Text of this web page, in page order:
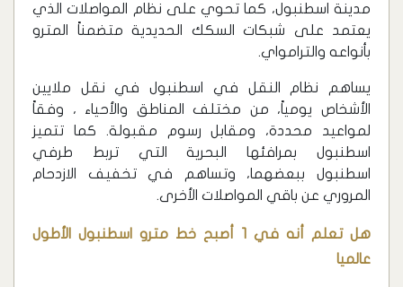
مدينة اسطنبول، كما تحوي على نظام المواصلات الذي
يعتمد على شبكات السكك الحديدية متضمناً المترو
بأنواعه والترامواي.
يساهم نظام النقل في اسطنبول في نقل ملايين
الأشخاص يومياً، من مختلف المناطق والأحياء ، وفقاً
لمواعيد محددة، ومقابل رسوم مقبولة. كما تتميز
اسطنبول بمرافئها البحرية التي تربط طرفي
اسطنبول ببعضهما، وتساهم في تخفيف الازدحام
المروري عن باقي المواصلات الأخرى.
هل تعلم أنه في 1 أصبح خط مترو اسطنبول الأطول
عالميا